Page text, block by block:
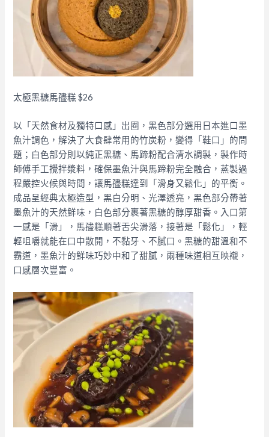
太極黑糖馬孻糕 $26​
以「天然食材及獨特口感」出圈，黑色部分選用日本進口墨
魚汁調色，解決了大食肆常用的竹炭粉，變得「鞋口」的問
題；白色部分則以純正黑糖、馬蹄粉配合清水調製，​製作時
師傅手工攪拌漿料，確保墨魚汁與馬蹄粉完全融合，蒸製過
程嚴控火候與時間，讓馬孻糕達到「滑身又鬆化」的平衡。
成品呈經典太極造型，黑白分明、光澤透亮，黑色部分帶著
墨魚汁的天然鮮味，白色部分裹著黑糖的醇厚甜香。入口第
一感是「滑」，馬孻糕順著舌尖滑落，接著是「鬆化」，輕
輕咀嚼就能在口中散開，不黏牙、不膩口。黑糖的甜溫和不
霸道，墨魚汁的鮮味巧妙中和了甜膩，兩種味道相互映襯，
口感層次豐富。​